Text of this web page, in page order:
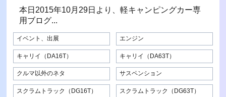
本日2015年10月29日より、軽キャンピングカー専
用ブログ...
イベント、出展 エンジン
キャリイ（DA16T） キャリイ（DA63T）
クルマ以外のネタ サスペンション
スクラムトラック（DG16T） スクラムトラック（DG63T）